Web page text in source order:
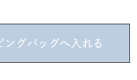
ングバッグへ入れる